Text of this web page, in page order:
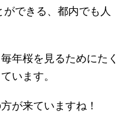
できる、都内でも人
年桜を見るためにたく
います。
が来ていますね！